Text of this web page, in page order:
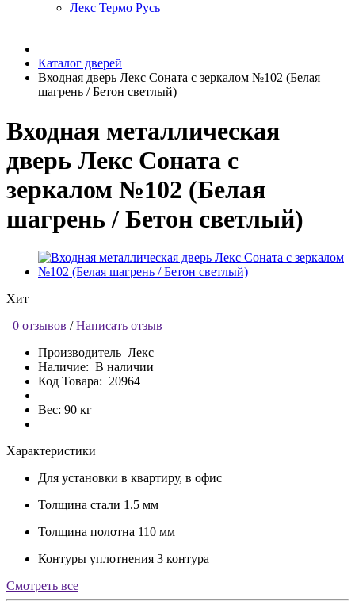
Лекс Термо Русь
Каталог дверей
Входная дверь Лекс Соната с зеркалом №102 (Белая
шагрень / Бетон светлый)
Входная металлическая
дверь Лекс Соната с
зеркалом №102 (Белая
шагрень / Бетон светлый)
Хит
0 отзывов / Написать отзыв
Производитель Лекс
Наличие: В наличии
Код Товара: 20964
Вес: 90 кг
Характеристики
Для установки в квартиру, в офис
Толщина стали 1.5 мм
Толщина полотна 110 мм
Контуры уплотнения 3 контура
Cмотреть все